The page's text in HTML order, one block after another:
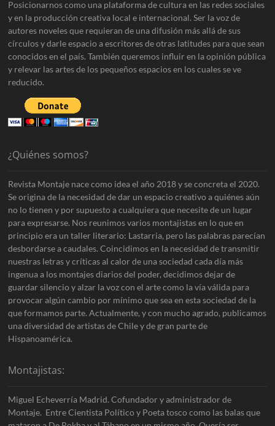
Posicionarnos como una plataforma de cultura en las redes sociales
y en la producción creativa local e internacional. Ser la voz de
autores noveles que requieran de una difusión más allá de sus
círculos y darle espacio a escritores de otras latitudes para que sean
conocidos en el país. También queremos influir en la opinión pública
y relevar las artes de los pequeños espacios en los cuales se ve
reducido.
¿Quiénes somos?
Revista Montaje nace como idea el año 2018 y se concreta el 2020.
Se origina de la necesidad de dar un espacio creativo a quiénes aún
no lo tienen y por supuesto a cualquiera que necesite de un lugar
para expresarse. Nos reunimos varios montajistas en lo que en
principio era un taller literario: Lastarria, pero las palabras parecían
desbordarse a caudales. Coincidimos en la necesidad de transmitir
nuestras letras y críticas al calor de una sociedad cada día más
ingenua a los montajes diarios del poder, decidimos dejar de
guardar silencio y alzar la voz con el arte como la vía válida para
provocar algún cambio por mínimo que sea en esta sociedad de la
que formamos parte. Actualmente, y con mucho agrado, publicamos
una diversidad de artistas de Chile y de gran parte de
Hispanoamérica.
Montajistas:
Miguel Echeverría Madrid. Cofundador y administrador de
Montaje. Entre Cientista Político y Poeta tosco como las balas que